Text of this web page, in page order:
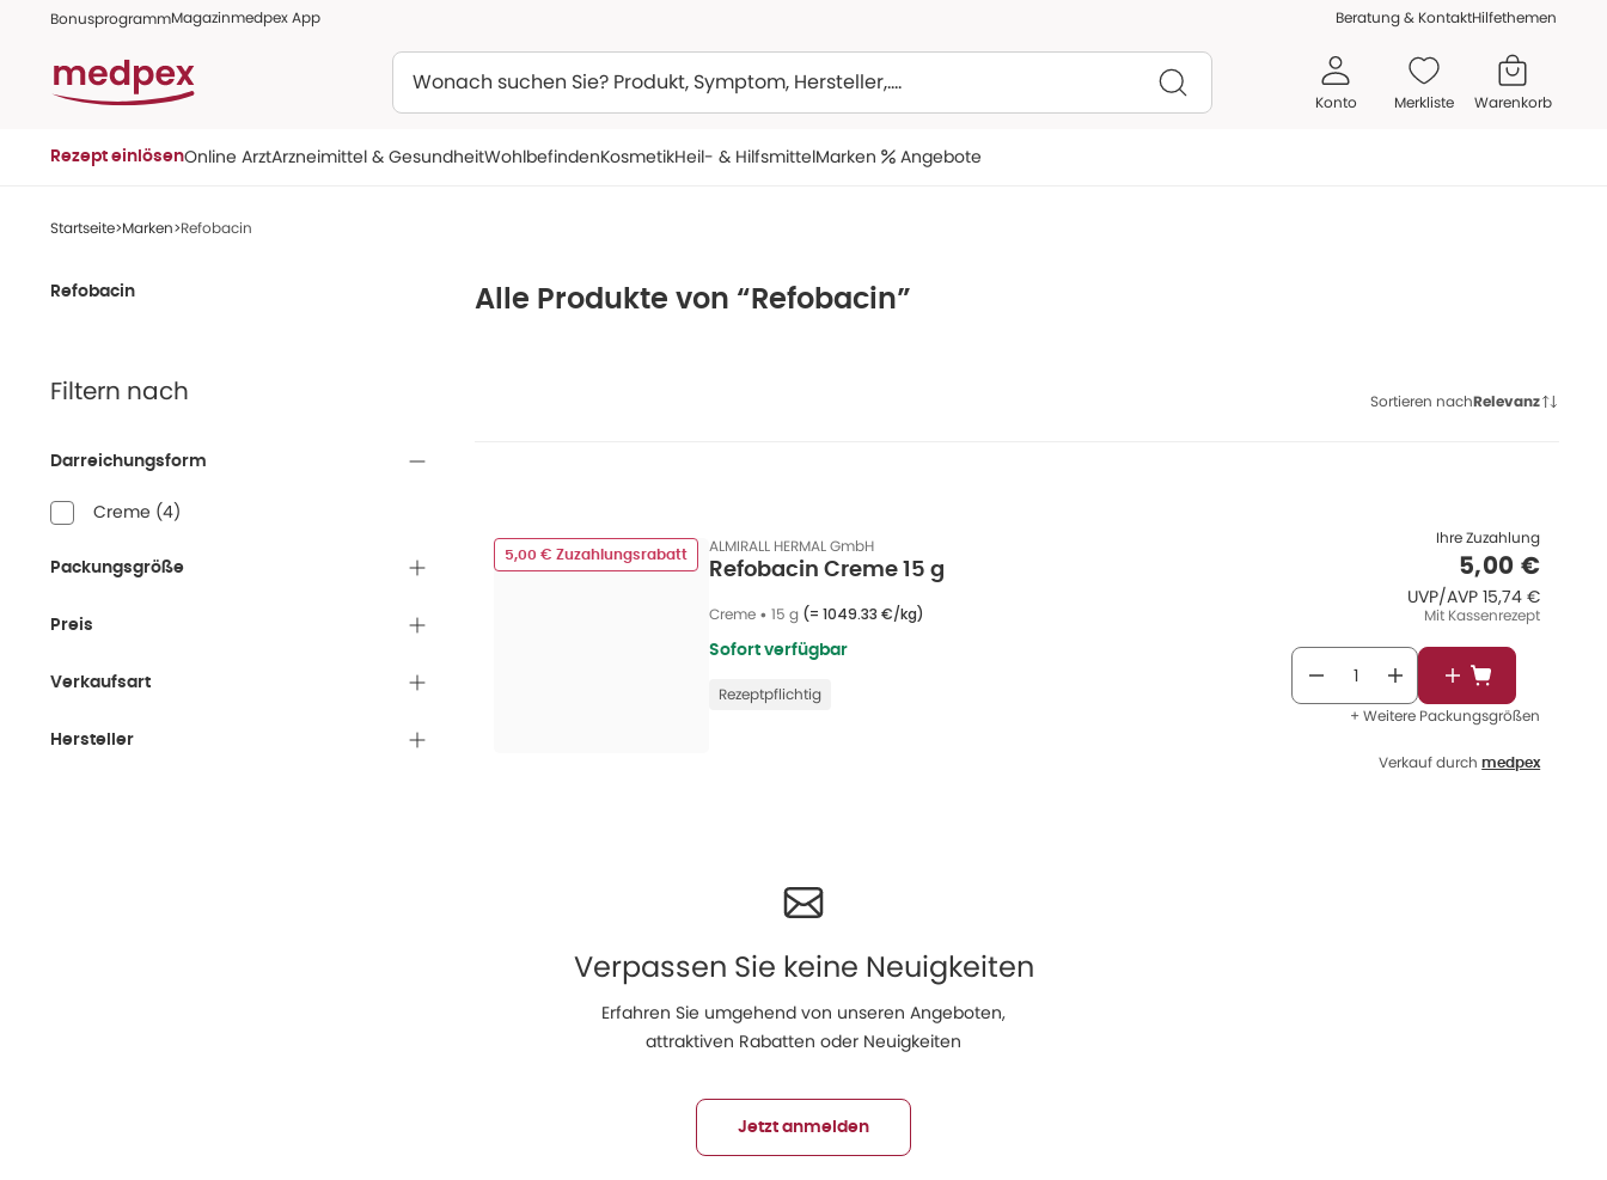
BonusprogrammMagazinmedpex App Beratung & KontaktHilfethemen
Konto Merkliste Warenkorb
Rezept einlösenOnline ArztArzneimittel & GesundheitWohlbefindenKosmetikHeil- & HilfsmittelMarken Angebote
Startseite Marken Refobacin
Alle Produkte von “Refobacin”
Refobacin
Filtern nach
Darreichungsform
Creme (4)
Packungsgröße
Preis
Verkaufsart
Hersteller
Sortieren nachRelevanz
5,00 € Zuzahlungsrabatt ALMIRALL HERMAL GmbH
Refobacin Creme 15 g
Creme • 15 g (= 1049.33 €/kg)
Sofort verfügbar
Rezeptpflichtig
Ihre Zuzahlung
5,00 €
UVP/AVP UVP/AVP
15,74 €
Mit Kassenrezept
In den
+ Weitere Packungsgrößen
Verkauf durch medpex
Verpassen Sie keine Neuigkeiten
Erfahren Sie umgehend von unseren Angeboten,
attraktiven Rabatten oder Neuigkeiten
Jetzt anmelden